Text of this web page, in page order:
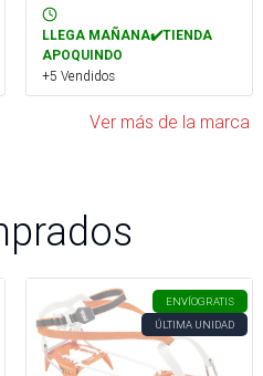
LLEGA MAÑANA✔️TIENDA
APOQUINDO
+5 Vendidos
Ver más de la marca
ENVÍOGRATIS
ÚLTIMA UNIDAD